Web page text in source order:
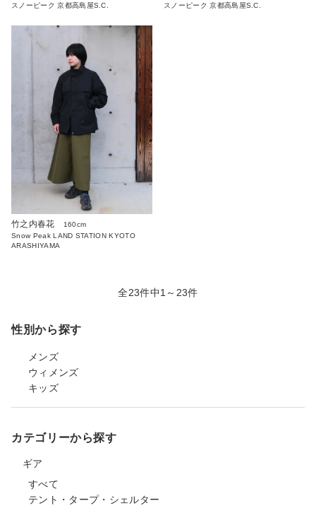
スノーピーク 京都高島屋S.C.
スノーピーク 京都高島屋S.C.
竹之内春花
160cm
Snow Peak LAND STATION KYOTO
ARASHIYAMA
全23件中1～23件
性別から探す
メンズ
ウィメンズ
キッズ
カテゴリーから探す
ギア
すべて
テント・タープ・シェルター